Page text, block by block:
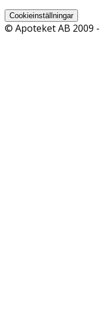
Cookieinställningar
© Apoteket AB 2009 -